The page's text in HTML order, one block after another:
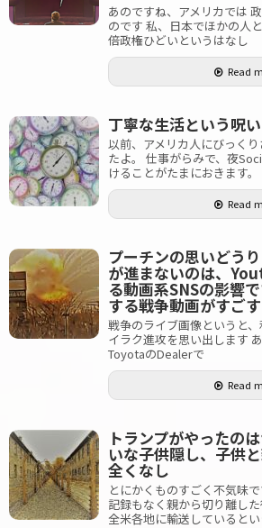
あのですね、アメリカでは
のです 私、日本でほかの人
倍政権ひどいというはなし
Read
丁寧な生活という呪い
以前、アメリカ人にびっく
たよ。 仕事がらみで、夜
けることがたまにおきます。
Read
プーチンの思いどう
が進まないのは、
る動画系SNSの影響
する戦争動画がすご
戦争のライブ画像というと
イラク進攻を思い出します
ToyotaのDealerで
Read
トランプがやったの
いな子供隠し、子供
全くなし
とにかくものすごく不気味
記録もなく親から切り離し
全米各地に輸送していると